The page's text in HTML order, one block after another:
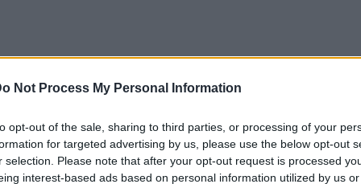
Not Process My Personal Information
opt-out of the sale, sharing to third parties, or processing of your
for targeted advertising by us, please use the below opt-out
selection. Please note that after your opt-out request is processed
interest-based ads based on personal information utilized by us
να είναι ο κανόνας τώρα και όχι μια
αργότερα. Ας μην ξεχνάμε ότι το φύλο
της διαφορετικότητας που όλοι πρέπει